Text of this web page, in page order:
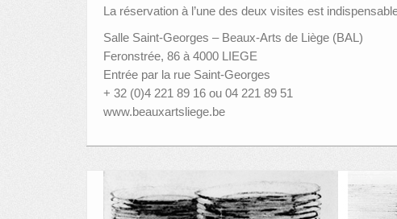
La réservation à l’une des deux visites est
Salle Saint-Georges – Beaux-Arts de Liège (BAL)
Feronstrée, 86 à 4000 LIEGE
Entrée par la rue Saint-Georges
+ 32 (0)4 221 89 16 ou 04 221 89 51
www.beauxartsliege.be